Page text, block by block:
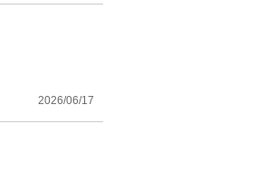
2026/06/17